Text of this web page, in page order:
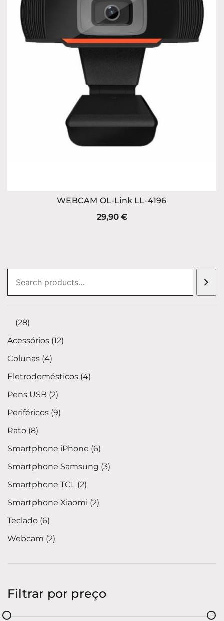
WEBCAM OL-Link LL-4196
29,90 €
28
Acessórios 12
Colunas 4
Eletrodomésticos 4
Pens USB 2
Periféricos 9
Rato 8
Smartphone iPhone 6
Smartphone Samsung 3
Smartphone TCL 2
Smartphone Xiaomi 2
Teclado 6
Webcam 2
Filtrar por preço